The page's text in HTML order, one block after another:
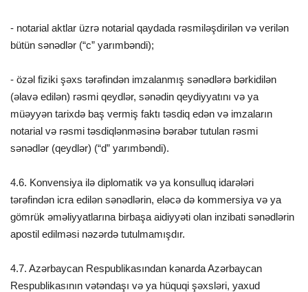
- notarial aktlar üzrə notarial qaydada rəsmiləşdirilən və verilən
bütün sənədlər (“c” yarımbəndi);
- özəl fiziki şəxs tərəfindən imzalanmış sənədlərə bərkidilən
(əlavə edilən) rəsmi qeydlər, sənədin qeydiyyatını və ya
müəyyən tarixdə baş vermiş faktı təsdiq edən və imzaların
notarial və rəsmi təsdiqlənməsinə bərabər tutulan rəsmi
sənədlər (qeydlər) (“d” yarımbəndi).
4.6. Konvensiya ilə diplomatik və ya konsulluq idarələri
tərəfindən icra edilən sənədlərin, eləcə də kommersiya və ya
gömrük əməliyyatlarına birbaşa aidiyyəti olan inzibati sənədlərin
apostil edilməsi nəzərdə tutulmamışdır.
4.7. Azərbaycan Respublikasından kənarda Azərbaycan
Respublikasının vətəndaşı və ya hüquqi şəxsləri, yaxud